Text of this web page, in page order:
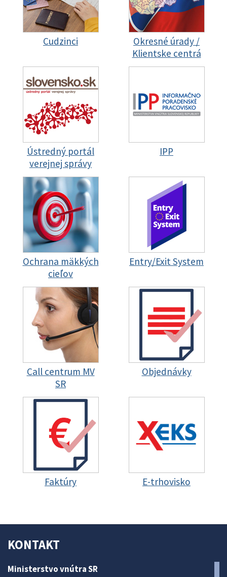
Cudzinci
Okresné úrady /
Klientske centrá
Ústredný portál
verejnej správy
IPP
Ochrana mäkkých
cieľov
Entry/Exit System
Call centrum MV
SR
Objednávky
Faktúry E-trhovisko
KONTAKT
Ministerstvo vnútra SR